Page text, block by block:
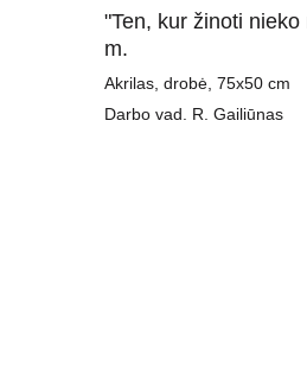
"Ten, kur žinoti
m.
Akrilas, drobė, 75x50 cm
Darbo vad. R. Gailiūnas